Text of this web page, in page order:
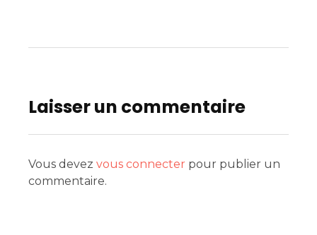
Laisser un commentaire
Vous devez vous connecter pour publier un
commentaire.